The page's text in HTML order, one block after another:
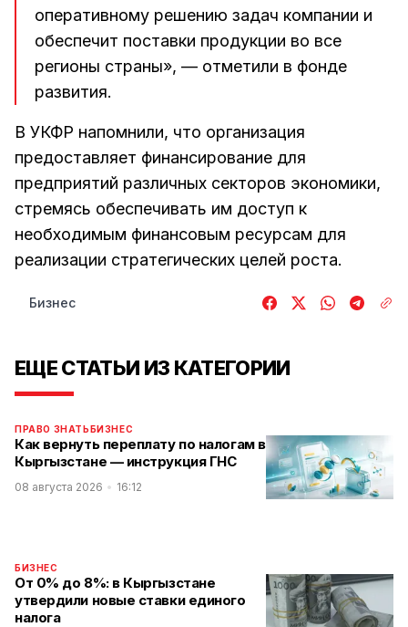
оперативному решению задач компании и
обеспечит поставки продукции во все
регионы страны», — отметили в фонде
развития.
В УКФР напомнили, что организация
предоставляет финансирование для
предприятий различных секторов экономики,
стремясь обеспечивать им доступ к
необходимым финансовым ресурсам для
реализации стратегических целей роста.
Бизнес
ЕЩЕ СТАТЬИ ИЗ КАТЕГОРИИ
ПРАВО ЗНАТЬБИЗНЕС
Как вернуть переплату по налогам в
Кыргызстане — инструкция ГНС
08 августа 2026 16:12
БИЗНЕС
От 0% до 8%: в Кыргызстане
утвердили новые ставки единого
налога